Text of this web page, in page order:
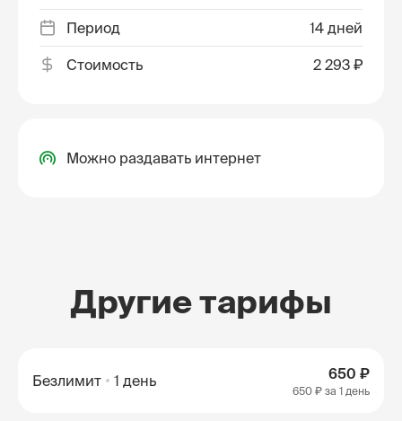
Период 14 дней
Стоимость 2 293 ₽
Можно раздавать интернет
Другие тарифы
Безлимит 1 день 650 ₽
650 ₽ за 1 день